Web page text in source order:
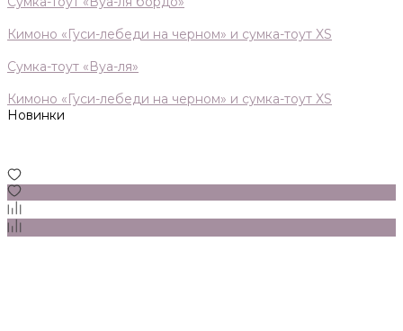
Кимоно «Гуси-лебеди на черном» и сумка-тоут XS
Сумка-тоут «Вуа-ля»
Кимоно «Гуси-лебеди на черном» и сумка-тоут XS
Новинки